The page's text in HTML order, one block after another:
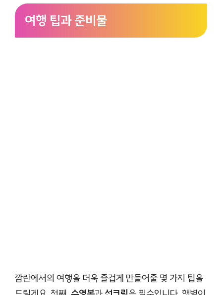
여행 팁과 준비물
깜란에서의 여행을 더욱 즐겁게 만들어줄 몇 가지 팁을